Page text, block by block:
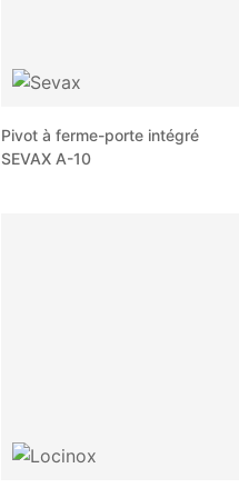
Pivot à ferme-porte intégré
SEVAX A-10